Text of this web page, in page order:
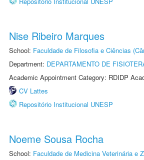
Nise Ribeiro Marques
School: Faculdade de Filosofia e Ciências
Department: DEPARTAMENTO DE
Academic Appointment Category: RDIDP
CV Lattes
Repositório Institucional UNESP
Noeme Sousa Rocha
School: Faculdade de Medicina Veterinária e